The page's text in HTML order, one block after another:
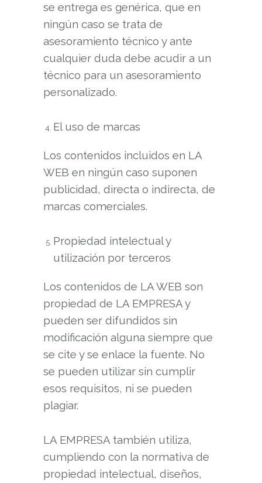
se entrega es genérica, que en
ningún caso se trata de
asesoramiento técnico y ante
cualquier duda debe acudir a un
técnico para un asesoramiento
personalizado.
El uso de marcas
Los contenidos incluidos en LA
WEB en ningún caso suponen
publicidad, directa o indirecta, de
marcas comerciales.
Propiedad intelectual y
utilización por terceros
Los contenidos de LA WEB son
propiedad de LA EMPRESA y
pueden ser difundidos sin
modificación alguna siempre que
se cite y se enlace la fuente. No
se pueden utilizar sin cumplir
esos requisitos, ni se pueden
plagiar.
LA EMPRESA también utiliza,
cumpliendo con la normativa de
propiedad intelectual, diseños,